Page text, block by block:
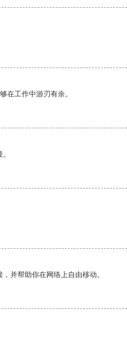
在工作中游刃有余。
并帮助你在网络上自由移动。